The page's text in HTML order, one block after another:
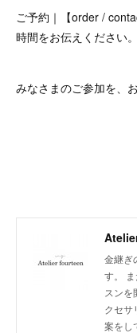
ご予約｜【order /
時間をお伝えください。
みなさまのご参加を、
金継ぎ
す。
スンを
クセサ
案をし